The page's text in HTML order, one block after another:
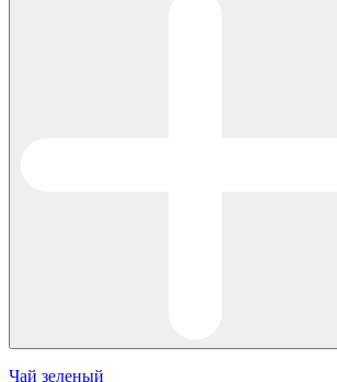
Чай зеленый